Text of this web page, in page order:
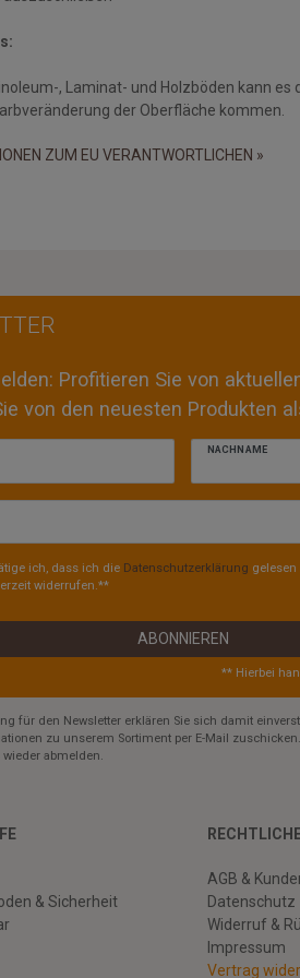
, Laminat- und Holzböden kann
der Oberfläche kommen.
ZUM EU VERANTWORTLICHEN »
Profitieren Sie von
von den neuesten Produkten
NACHNAME
ich, dass ich die Daten­schutz­erklärung
widerrufen.**
ABONNIEREN
** Hierbei
für den Newsletter erklären Sie sich damit
zu unserem Sortiment per E-Mail
abmelden.
& Sicherheit
AGB &
Datenschutz
Widerruf &
Impressum
Vertrag